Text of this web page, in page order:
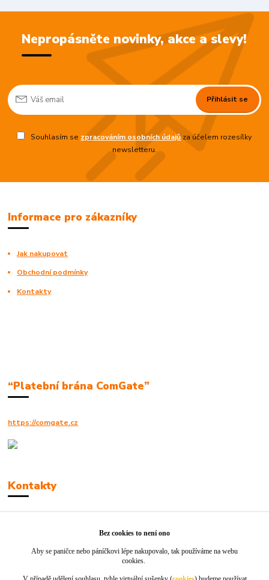
Nepropásněte novinky, akce a slevy!
Přihlásit se
Souhlasím se zpracováním osobních údajůza účelem rozesílky
newsletteru.
Informace pro zákazníky
Jak nakupovat
Obchodní podmínky
Kontakty
“Platební brána ComGate”
https://comgate.cz
Kontakty
info@jackie-shop.cz
Bez cookies to není ono
Aby se paničce nebo páníčkovi lépe nakupovalo, tak používáme na webu
cookies.